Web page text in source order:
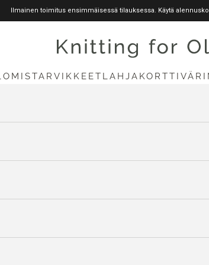
Ilmainen toimitus ensimmäisessä tilauksessa. Käytä
knittingforolive.com
LAHJAKORTTI